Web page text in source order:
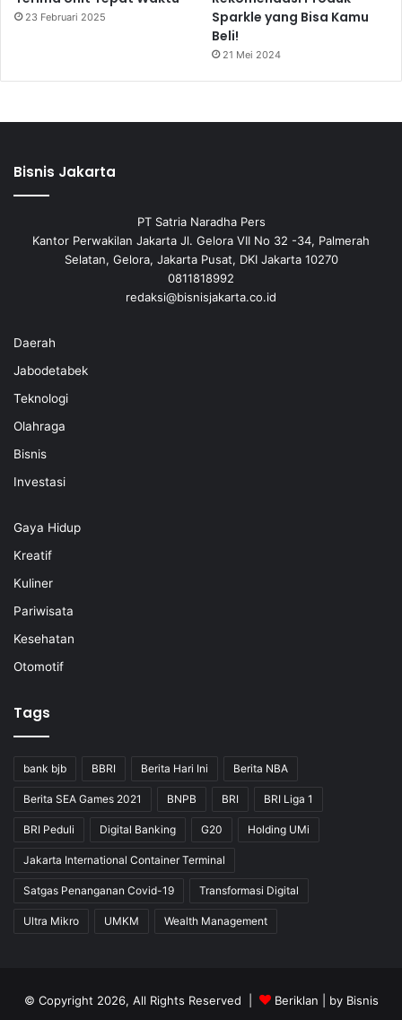
23 Februari 2025
Sparkle yang Bisa Kamu
Beli!
21 Mei 2024
Bisnis Jakarta
PT Satria Naradha Pers
Kantor Perwakilan Jakarta Jl. Gelora VII No 32 -34, Palmerah
Selatan, Gelora, Jakarta Pusat, DKI Jakarta 10270
0811818992
redaksi@bisnisjakarta.co.id
Daerah
Jabodetabek
Teknologi
Olahraga
Bisnis
Investasi
Gaya Hidup
Kreatif
Kuliner
Pariwisata
Kesehatan
Otomotif
Tags
bank bjb BBRI Berita Hari Ini Berita NBA
Berita SEA Games 2021 BNPB BRI BRI Liga 1
BRI Peduli Digital Banking G20 Holding UMi
Jakarta International Container Terminal
Satgas Penanganan Covid-19 Transformasi Digital
Ultra Mikro UMKM Wealth Management
© Copyright 2026, All Rights Reserved | Beriklan | by Bisnis